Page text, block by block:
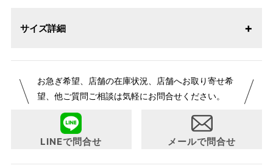
サイズ詳細
が変更になりました。パターンオーダーは、お客様のお声か
らよりお召しになりやすい寸法に変更いたしました。変更点
について詳細をお知りになりたい方はお問い合わせくださ
お急ぎ希望、店舗の在庫状況、店舗へお取り寄せ希
望、他ご質問ご相談は気軽にお問合せください。
LINEで問合せ メールで問合せ